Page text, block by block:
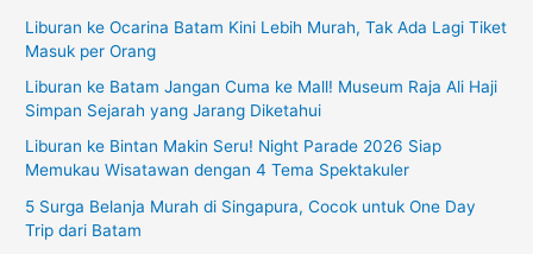
u
t
k
Liburan ke Ocarina Batam Kini Lebih Murah, Tak Ada Lagi Tiket
Masuk per Orang
Liburan ke Batam Jangan Cuma ke Mall! Museum Raja Ali Haji
Simpan Sejarah yang Jarang Diketahui
Liburan ke Bintan Makin Seru! Night Parade 2026 Siap
Memukau Wisatawan dengan 4 Tema Spektakuler
5 Surga Belanja Murah di Singapura, Cocok untuk One Day
Trip dari Batam